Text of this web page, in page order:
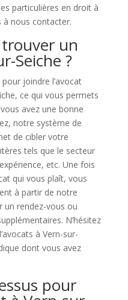
particulières en droit à
à nous contacter.
un
Seiche ?
joindre l’avocat
ce qui vous permets
avez une bonne
notre système de
de cibler votre
tels que le secteur
etc. Une fois
qui vous plaît, vous
à partir de notre
un rendez-vous ou
N’hésitez
à Vern-sur-
dont vous avez
pour